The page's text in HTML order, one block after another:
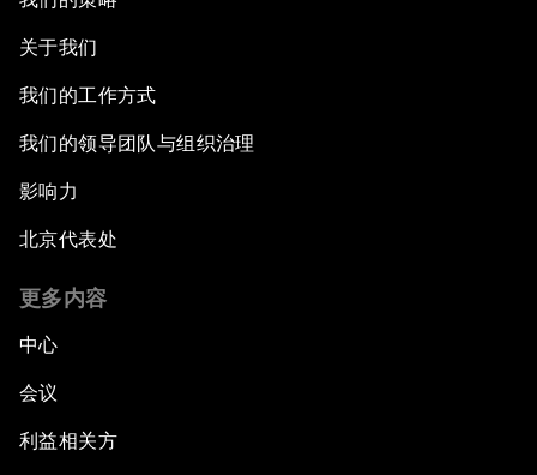
关于我们
我们的工作方式
我们的领导团队与组织治理
影响力
北京代表处
更多内容
中心
会议
利益相关方